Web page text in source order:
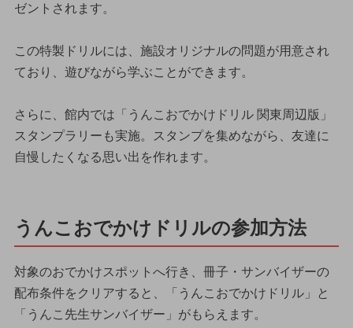
ゼントされます。
この特製ドリルには、施設オリジナルの問題が用意され
ており、遊びながら学ぶことができます。
さらに、館内では「うんこおでかけドリル 関東周辺版」
スタンプラリーも実施。スタンプを集めながら、友達に
自慢したくなる思い出を作れます。
うんこおでかけドリルの参加方法
対象のおでかけスポットへ行き、冊子・サンバイザーの
配布条件をクリアすると、「うんこおでかけドリル」と
「うんこ先生サンバイザー」がもらえます。